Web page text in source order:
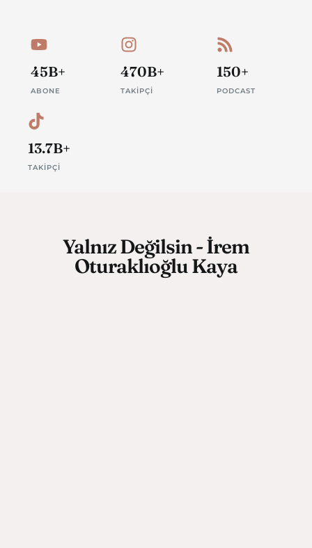
45B+
ABONE
470B+
TAKİPÇİ
150+
PODCAST
13.7B+
TAKİPÇİ
Yalnız Değilsin - İrem
Oturaklıoğlu Kaya